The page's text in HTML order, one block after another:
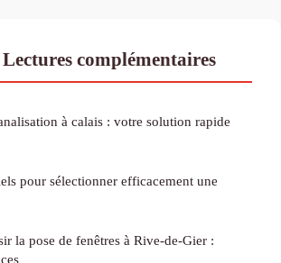
complémentaires
à calais : votre solution rapide
pour sélectionner efficacement une
la pose de fenêtres à Rive-de-Gier :